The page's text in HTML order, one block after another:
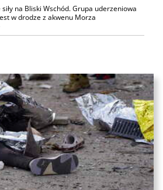
na Bliski Wschód. Grupa uderzeniowa
w drodze z akwenu Morza